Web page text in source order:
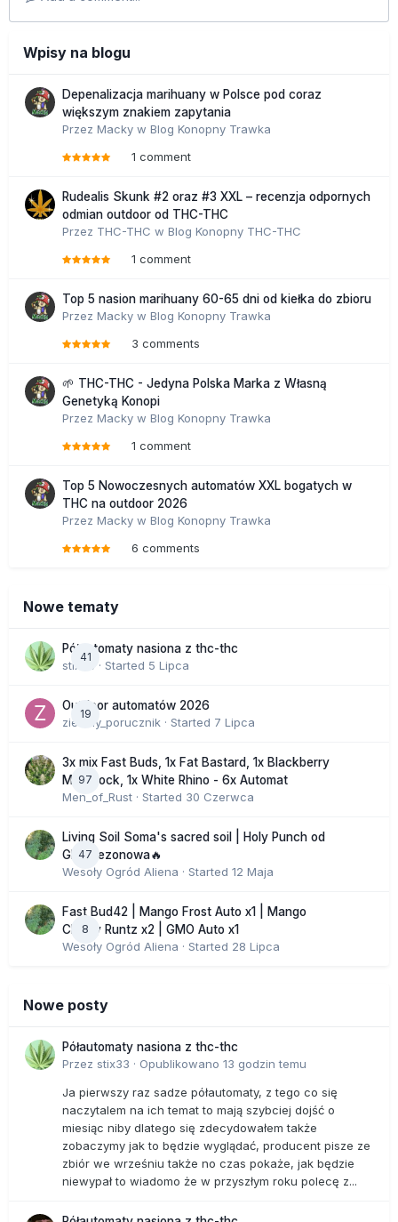
Wpisy na blogu
Depenalizacja marihuany w Polsce pod coraz
większym znakiem zapytania
Przez Macky w Blog Konopny Trawka
1 comment
Rudealis Skunk #2 oraz #3 XXL – recenzja odpornych
odmian outdoor od THC-THC
Przez THC-THC w Blog Konopny THC-THC
1 comment
Top 5 nasion marihuany 60-65 dni od kiełka do zbioru
Przez Macky w Blog Konopny Trawka
3 comments
🌱 THC-THC - Jedyna Polska Marka z Własną
Genetyką Konopi
Przez Macky w Blog Konopny Trawka
1 comment
Top 5 Nowoczesnych automatów XXL bogatych w
THC na outdoor 2026
Przez Macky w Blog Konopny Trawka
6 comments
Nowe tematy
41
Półautomaty nasiona z thc-thc
stix33 · Started 5 Lipca
19
Outdoor automatów 2026
zielony_porucznik · Started 7 Lipca
97
3x mix Fast Buds, 1x Fat Bastard, 1x Blackberry
Moonrock, 1x White Rhino - 6x Automat
Men_of_Rust · Started 30 Czerwca
47
Living Soil Soma's sacred soil | Holy Punch od
GHS sezonowa🔥
Wesoły Ogród Aliena · Started 12 Maja
8
Fast Bud42 | Mango Frost Auto x1 | Mango
Cherry Runtz x2 | GMO Auto x1
Wesoły Ogród Aliena · Started 28 Lipca
Nowe posty
Półautomaty nasiona z thc-thc
Przez stix33 · Opublikowano 13 godzin temu
Ja pierwszy raz sadze półautomaty, z tego co się
naczytalem na ich temat to mają szybciej dojść o
miesiąc niby dlatego się zdecydowałem także
zobaczymy jak to będzie wyglądać, producent pisze ze
zbiór we wrześniu także no czas pokaże, jak będzie
niewypał to wiadomo że w przyszłym roku polecę z...